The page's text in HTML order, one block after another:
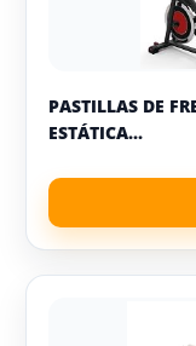
PASTILLAS DE
ESTÁTICA...